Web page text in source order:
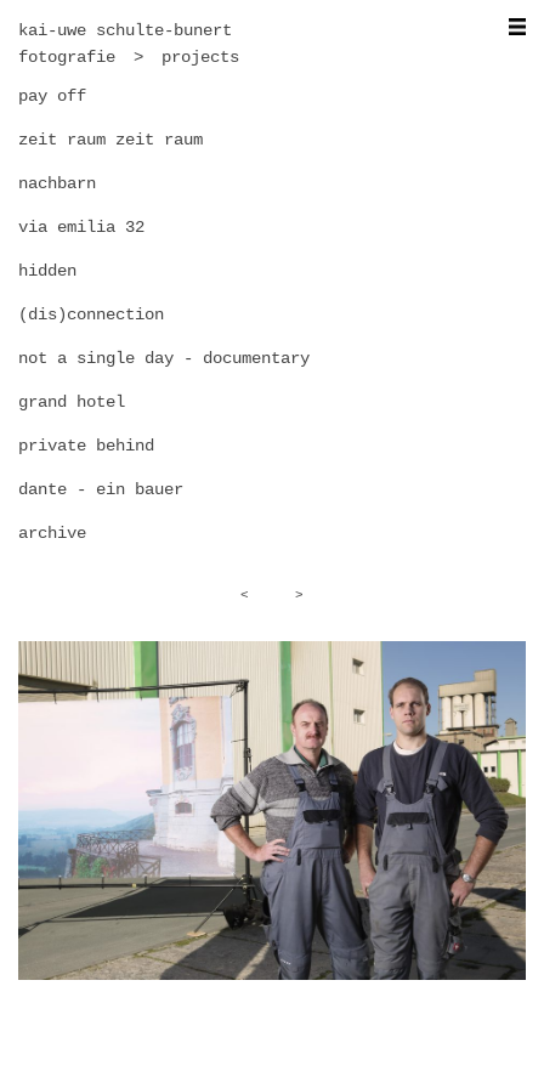
kai-uwe schulte-bunert
fotografie
projects
pay off
zeit raum zeit raum
nachbarn
via emilia 32
hidden
(dis)connection
not a single day - documentary
grand hotel
private behind
dante - ein bauer
archive